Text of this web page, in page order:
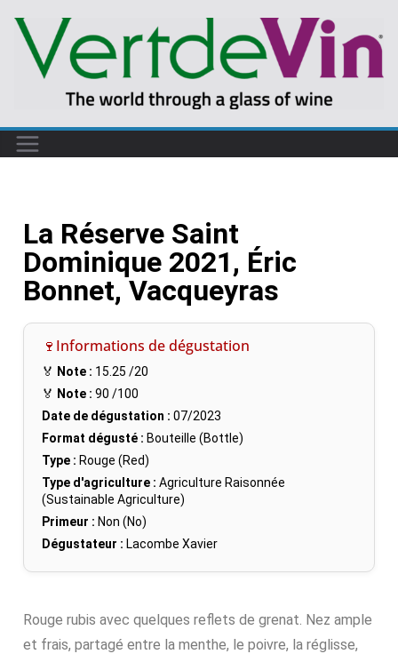
La Réserve Saint
Dominique 2021, Éric
Bonnet, Vacqueyras
🍷Informations de dégustation
🏅 Note : 15.25 /20
🏅 Note : 90 /100
Date de dégustation : 07/2023
Format dégusté : Bouteille (Bottle)
Type : Rouge (Red)
Type d'agriculture : Agriculture Raisonnée
(Sustainable Agriculture)
Primeur : Non (No)
Dégustateur : Lacombe Xavier
Rouge rubis avec quelques reflets de grenat. Nez ample
et frais, partagé entre la menthe, le poivre, la réglisse,